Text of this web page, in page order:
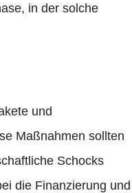
in der solche
und
Maßnahmen sollten
Schocks
die Finanzierung und